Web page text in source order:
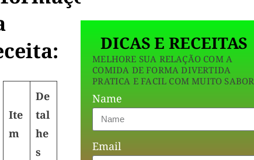
Ite
m
De
tal
he
s
DICAS E RECEITAS
MELHORE SUA RELAÇÃO COM A
COMIDA DE FORMA DIVERTIDA
PRATICA E FACIL COM MUITO SABOR
Name
Email